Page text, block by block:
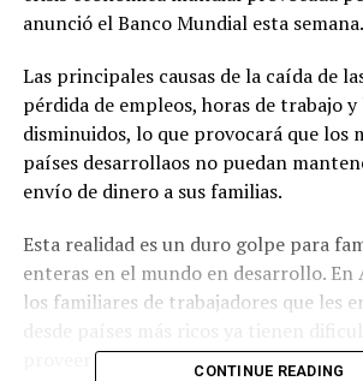
anunció el Banco Mundial esta semana.
Las principales causas de la caída de
pérdida de empleos, horas de trabajo y
disminuidos, lo que provocará que los
países desarrollaos no puedan
envío de dinero a sus familias.
Esta realidad es un duro golpe para
enteras en el mundo en desarrollo. En
los familiares de trabajadores que les
proveer al ritmo que lo venían
CONTINUE READING